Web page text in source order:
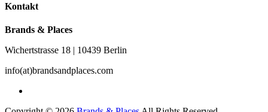
Kontakt
Brands & Places
Wichertstrasse 18 | 10439 Berlin
info(at)brandsandplaces.com